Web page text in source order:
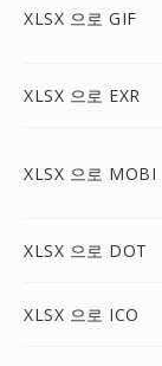
XLSX 으로 GIF
XLSX 으로 EXR
XLSX 으로 MOBI
XLSX 으로 DOT
XLSX 으로 ICO